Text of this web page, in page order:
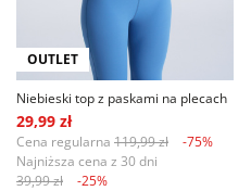
OUTLET
Niebieski top z paskami na plecach
29,99 zł
Cena regularna 119,99 zł
-75%
Najniższa cena z 30 dni
39,99 zł
-25%